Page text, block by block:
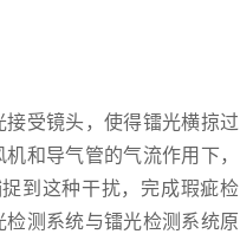
受镜头，使得镭光横掠过
和导气管的气流作用下，
到这种干扰，完成瑕疵检
测系统与镭光检测系统原